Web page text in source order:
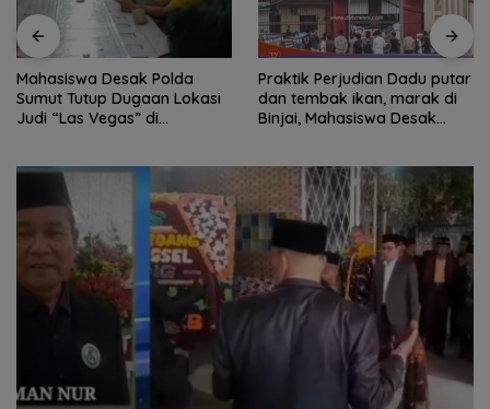
Mahasiswa Desak Polda
Sumut Tutup Dugaan Lokasi
Judi “Las Vegas” di
Praktik Perjudian Dadu putar
dan tembak ikan, marak di
Binjai, Mahasiswa Desak